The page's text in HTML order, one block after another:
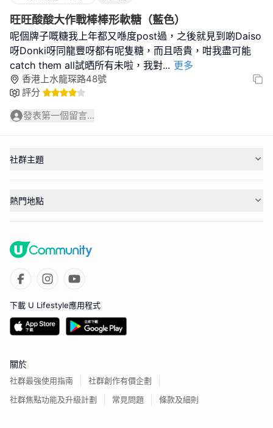
旺旺酸酸大作戰棒棒形軟糖（藍色）
呢個牌子嘅糖我上年都又喺度post過，之後就見到啲Daiso
呀Donki呀同龍豐呀都有呢隻糖，而且唔貴，咁我盡可能
catch them all試晒所有未啦，我對... 更多
香港上水龍琛路48號
評分
發表第一個留言...
社群主題
熱門地點
下載 U Lifestyle應用程式
關於
社群最強使用指南
社群創作有價企劃
社群焦點功能及升級計劃
常見問題 條款及細則